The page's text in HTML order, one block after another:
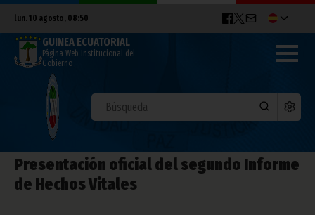
lun. 10 agosto, 08:50
GUINEA ECUATORIAL
Página Web Institucional del
Gobierno
Presentación oficial del segundo Informe
de Hechos Vitales